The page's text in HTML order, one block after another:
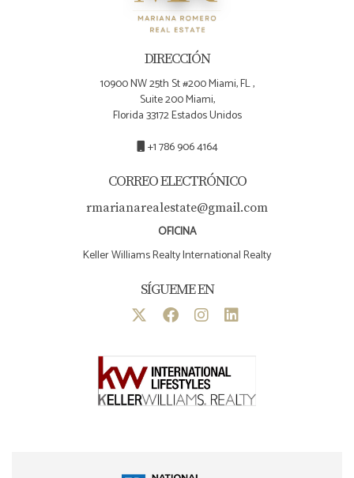
DIRECCIÓN
10900 NW 25th St #200 Miami, FL ,
Suite 200 Miami,
Florida 33172 Estados Unidos
+1 786 906 4164
CORREO ELECTRÓNICO
rmarianarealestate@gmail.com
OFICINA
Keller Williams Realty International Realty
SÍGUEME EN